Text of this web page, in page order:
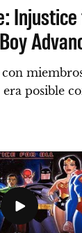
con
era posible